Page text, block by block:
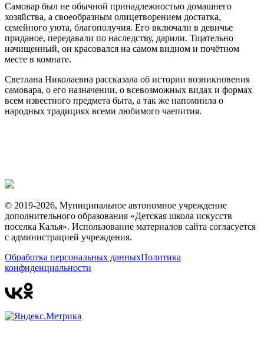
Самовар был не обычной принадлежностью домашнего
хозяйства, а своеобразным олицетворением достатка,
семейного уюта, благополучия. Его включали в девичье
приданое, передавали по наследству, дарили. Тщательно
начищенный, он красовался на самом видном и почётном
месте в комнате.
Светлана Николаевна рассказала об истории возникновения
самовара, о его назначении, о всевозможных видах и формах
всем известного предмета быта, а так же напомнила о
народных традициях всеми любимого чаепития.
© 2019-2026, Муниципальное автономное учреждение
дополнительного образования «Детская школа искусств
поселка Калья». Использование материалов сайта согласуется
с администрацией учреждения.
Обработка персональных данныхПолитика
конфиденциальности